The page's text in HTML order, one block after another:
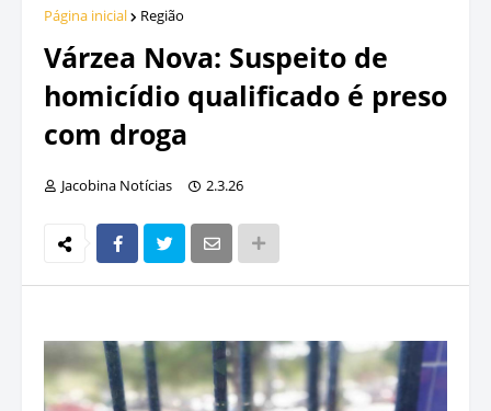
Página inicial Região
Várzea Nova: Suspeito de
homicídio qualificado é preso
com droga
Jacobina Notícias 2.3.26